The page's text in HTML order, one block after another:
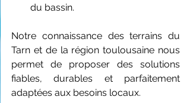
du bassin.
Notre connaissance des terrains du
Tarn et de la région toulousaine nous
permet de proposer des solutions
fiables, durables et parfaitement
adaptées aux besoins locaux.